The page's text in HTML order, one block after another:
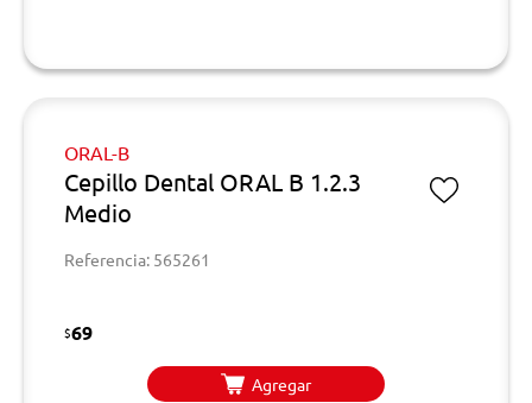
ORAL-B
Cepillo Dental ORAL B 1.2.3
Medio
Referencia: 565261
$69
Agregar